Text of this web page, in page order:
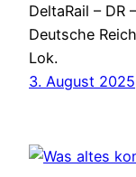
DeltaRail – DR
Deutsche
Lok.
3. August 2025